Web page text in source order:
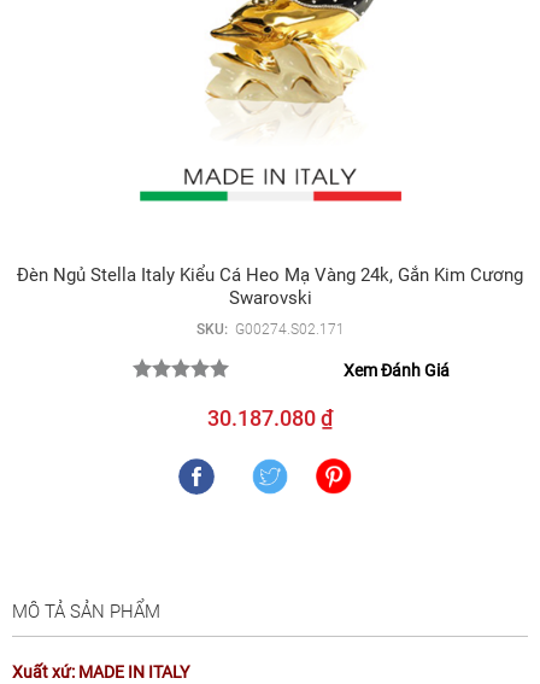
Đèn Ngủ Stella Italy Kiểu Cá Heo Mạ Vàng 24k, Gắn Kim Cương
Swarovski
SKU: G00274.S02.171
Xem Đánh Giá
30.187.080 ₫
MÔ TẢ SẢN PHẨM
Xuất xứ: MADE IN ITALY